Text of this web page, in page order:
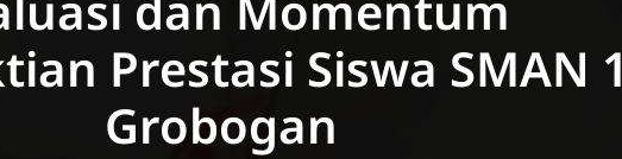
Prestasi Siswa SMAN 1
Grobogan